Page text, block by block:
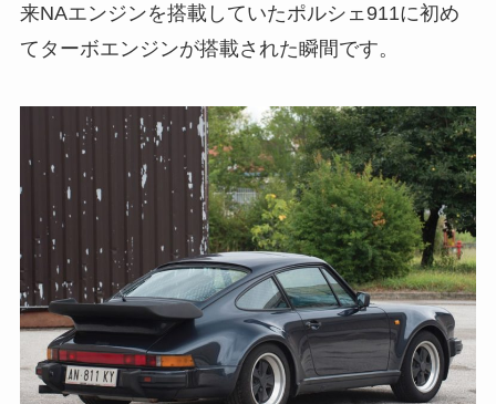
来NAエンジンを搭載していたポルシェ911に初め
てターボエンジンが搭載された瞬間です。